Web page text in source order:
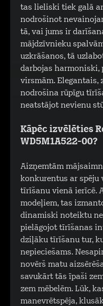
tas lieliski tiek galā
nodrošinot
tā, vai jums ir
mājdzīvnieku
uzkrāšanos, tā
darbojas harmoniski,
virsmām. Elegantais,
nodrošina rūpīgu
neatstājot nevienu
Kāpēc izvēlēties
WD5M1A522-00?
Aizņemtām
konkurentus ar spēju
tīrīšanu vienā ierīcē.
modeļiem, tas
dinamiski noteiktu
pielāgojot tīrīšanas
dziļāku tīrīšanu tur,
nepieciešams.
novērš matu
savukārt tās īpaši
zem mēbelēm. Lūk,
manevrētspēja,